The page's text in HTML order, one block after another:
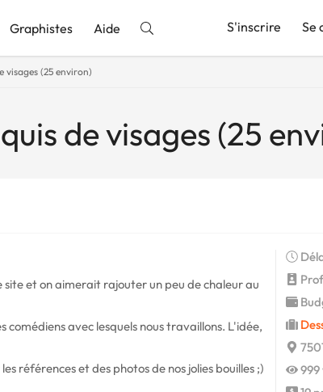
Graphistes Aide S'inscrire Se
visages (25 environ)
de visages (25
et on aimerait rajouter un peu de chaleur au
avec lesquels nous travaillons. L'idée,
références et des photos de nos jolies bouilles ;)
999